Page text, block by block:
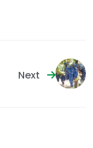
Next